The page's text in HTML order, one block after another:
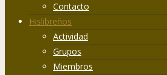
Contacto
Hislibreños
Actividad
Grupos
Miembros